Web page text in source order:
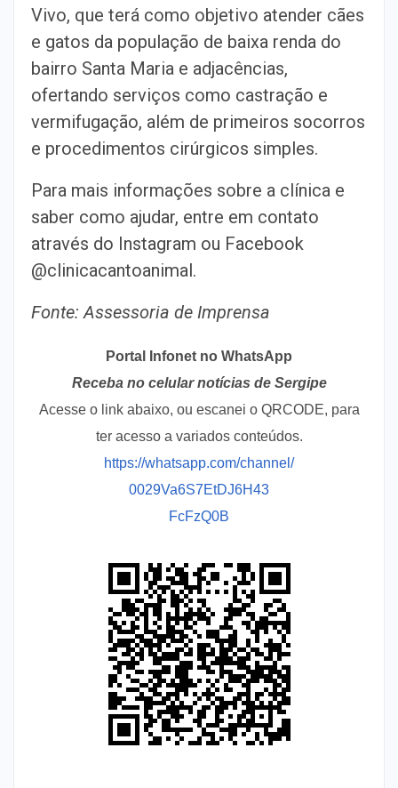
Vivo, que terá como objetivo atender cães
e gatos da população de baixa renda do
bairro Santa Maria e adjacências,
ofertando serviços como castração e
vermifugação, além de primeiros socorros
e procedimentos cirúrgicos simples.
Para mais informações sobre a clínica e
saber como ajudar, entre em contato
através do Instagram ou Facebook
@clinicacantoanimal.
Fonte: Assessoria de Imprensa
Portal Infonet no WhatsApp
Receba no celular notícias de Sergipe
Acesse o link abaixo, ou escanei o QRCODE, para
ter acesso a variados conteúdos.
https://whatsapp.com/channel/
0029Va6S7EtDJ6H43
FcFzQ0B